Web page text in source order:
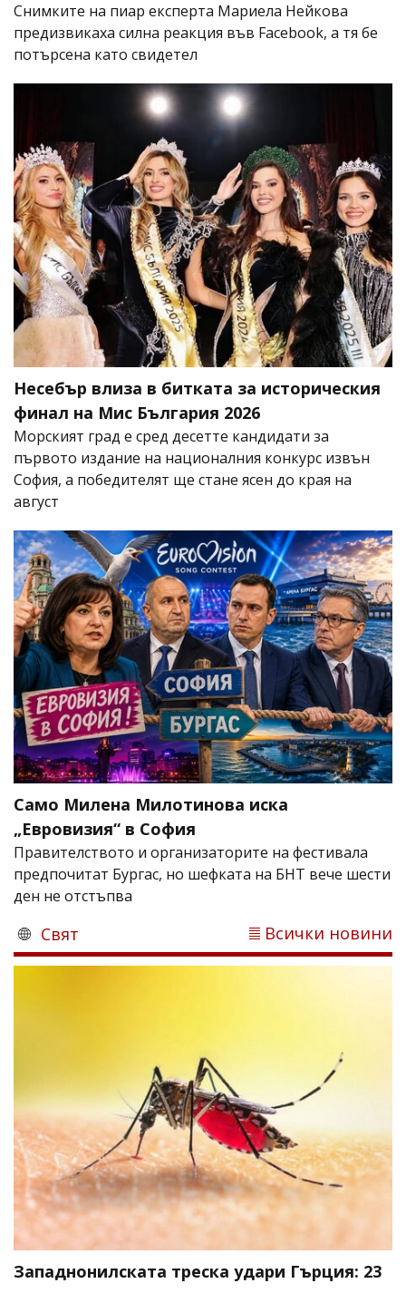
Снимките на пиар експерта Мариела Нейкова
предизвикаха силна реакция във Facebook, а тя бе
потърсена като свидетел
Несебър влиза в битката за историческия
финал на Мис България 2026
Морският град е сред десетте кандидати за
първото издание на националния конкурс извън
София, а победителят ще стане ясен до края на
август
Само Милена Милотинова иска
„Евровизия“ в София
Правителството и организаторите на фестивала
предпочитат Бургас, но шефката на БНТ вече шести
ден не отстъпва
Свят Всички новини
Западнонилската треска удари Гърция: 23